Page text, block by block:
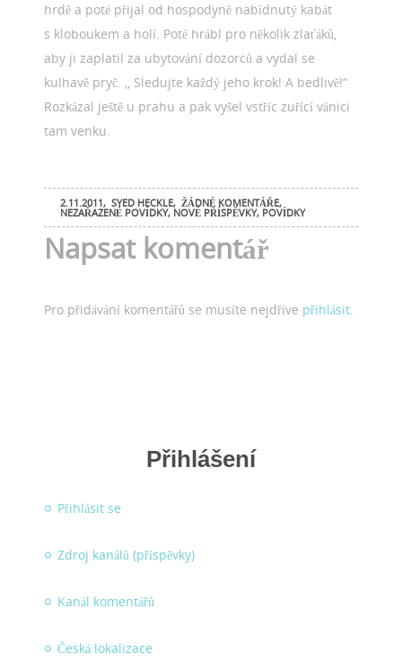
hrdě a poté přijal od hospodyně nabídnutý kabát
s kloboukem a holí. Poté hrábl pro několik zlaťáků,
aby ji zaplatil za ubytování dozorců a vydal se
kulhavě pryč. ,, Sledujte každý jeho krok! A bedlivě!“
Rozkázal ještě u prahu a pak vyšel vstříc zuřící vánici
tam venku.
2.11.2011, SYED HECKLE, ŽÁDNÉ KOMENTÁŘE,
NEZAŘAZENÉ POVÍDKY, NOVÉ PŘÍSPĚVKY, POVÍDKY
Napsat komentář
Pro přidávání komentářů se musíte nejdříve přihlásit.
Přihlášení
Přihlásit se
Zdroj kanálů (příspěvky)
Kanál komentářů
Česká lokalizace